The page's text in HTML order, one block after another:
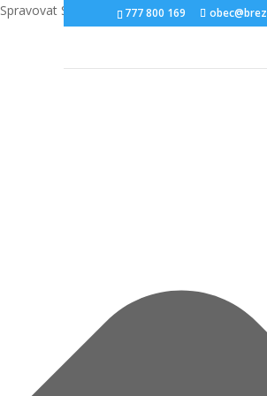
Spravovat Souhlas s cookies
777 800 169